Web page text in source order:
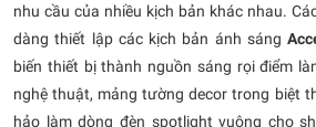
nhu cầu của nhiều kịch bản khác nhau.
dàng thiết lập các kịch bản ánh sáng
biến thiết bị thành nguồn sáng rọi điểm
nghệ thuật, mảng tường decor trong biệt
hảo làm dòng đèn spotlight vuông cho